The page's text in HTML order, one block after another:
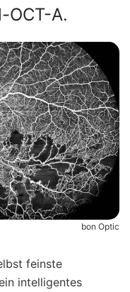
OCT-A.
bon Optic
feinste
intelligentes